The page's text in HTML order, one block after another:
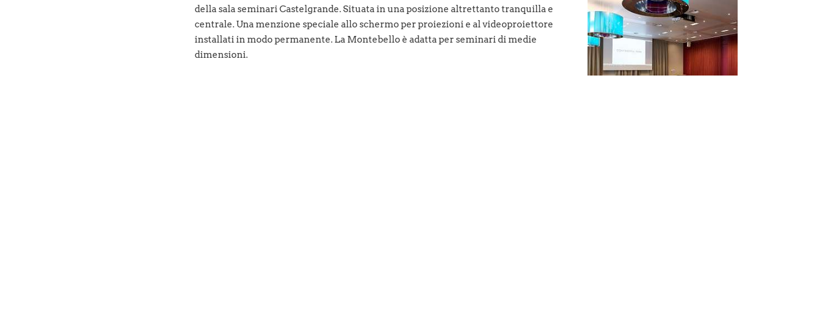
della sala seminari Castelgrande. Situata in una posizione altrettanto tranquilla e
centrale. Una menzione speciale allo schermo per proiezioni e al videoproiettore
installati in modo permanente. La Montebello è adatta per seminari di medie
dimensioni.